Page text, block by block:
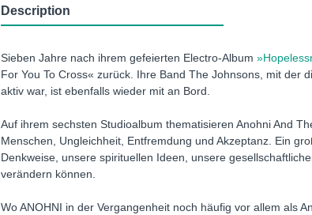
Description
Sieben Jahre nach ihrem gefeierten Electro-Album
For You To Cross« zurück. Ihre Band The Johnsons, mit der
aktiv war, ist ebenfalls wieder mit an Bord.
Auf ihrem sechsten Studioalbum thematisieren Anohni And
Menschen, Ungleichheit, Entfremdung und Akzeptanz. Ein
Denkweise, unsere spirituellen Ideen, unsere
verändern können.
Wo ANOHNI in der Vergangenheit noch häufig vor allem als